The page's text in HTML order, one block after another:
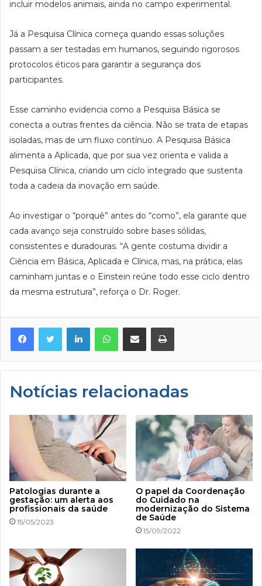
incluir modelos animais, ainda no campo experimental.
Já a Pesquisa Clínica começa quando essas soluções
passam a ser testadas em humanos, seguindo rigorosos
protocolos éticos para garantir a segurança dos
participantes.
Esse caminho evidencia como a Pesquisa Básica se
conecta a outras frentes da ciência. Não se trata de etapas
isoladas, mas de um fluxo contínuo. A Pesquisa Básica
alimenta a Aplicada, que por sua vez orienta e valida a
Pesquisa Clínica, criando um ciclo integrado que sustenta
toda a cadeia da inovação em saúde.
Ao investigar o “porquê” antes do “como”, ela garante que
cada avanço seja construído sobre bases sólidas,
consistentes e duradouras. “A gente costuma dividir a
Ciência em Básica, Aplicada e Clínica, mas, na prática, elas
caminham juntas e o Einstein reúne todo esse ciclo dentro
da mesma estrutura”, reforça o Dr. Roger.
Linkedin WhatsApp
Notícias relacionadas
Patologias durante a
gestação: um alerta aos
profissionais da saúde
15/05/2023
O papel da Coordenação
do Cuidado na
modernização do Sistema
de Saúde
15/09/2022